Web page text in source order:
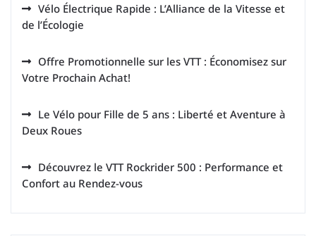
Vélo Électrique Rapide : L’Alliance de la Vitesse et
de l’Écologie
Offre Promotionnelle sur les VTT : Économisez sur
Votre Prochain Achat!
Le Vélo pour Fille de 5 ans : Liberté et Aventure à
Deux Roues
Découvrez le VTT Rockrider 500 : Performance et
Confort au Rendez-vous